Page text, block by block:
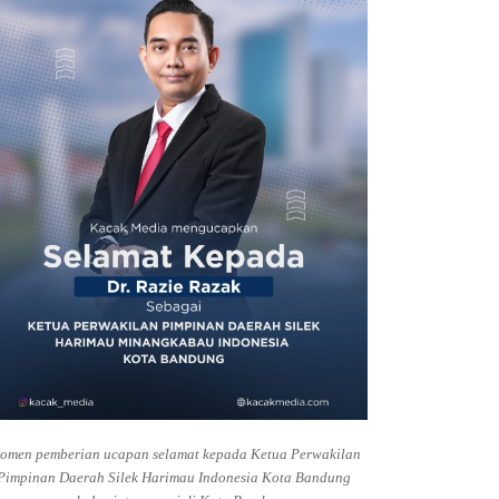
pemberian ucapan selamat kepada Ketua Perwakilan
Daerah Silek Harimau Indonesia Kota Bandung